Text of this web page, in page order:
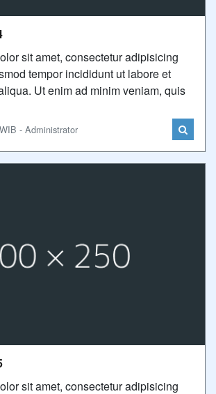
sit amet, consectetur adipisicing
tempor incididunt ut labore et
Ut enim ad minim veniam, quis
- Administrator
sit amet, consectetur adipisicing